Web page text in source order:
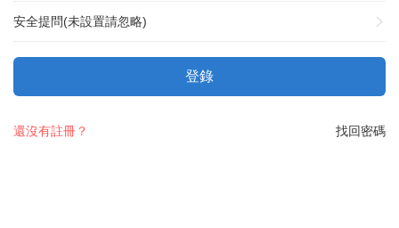
安全提問(未設置請忽略)
登錄
找回密碼
還沒有註冊？